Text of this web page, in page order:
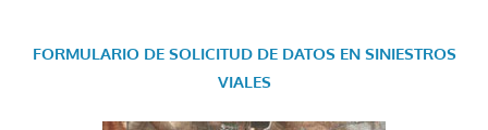
FORMULARIO DE SOLICITUD DE DATOS EN SINIESTROS
VIALES